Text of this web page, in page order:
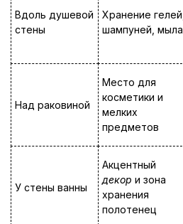
Вдоль душевой
стены
Хранение гелей,
шампуней, мыла
Над раковиной
Место для
косметики и
мелких
предметов
У стены ванны
Акцентный
декор и зона
хранения
полотенец